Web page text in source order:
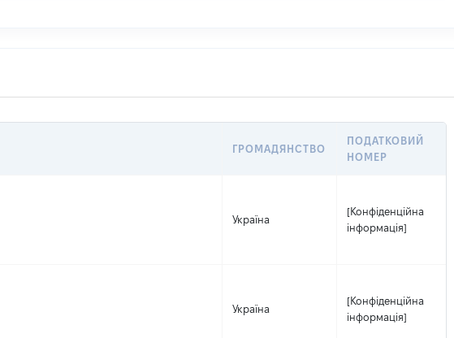
ГРОМАДЯНСТВО
ПОДАТКОВИЙ
НОМЕР
Україна
[Конфіденційна
інформація]
Україна
[Конфіденційна
інформація]